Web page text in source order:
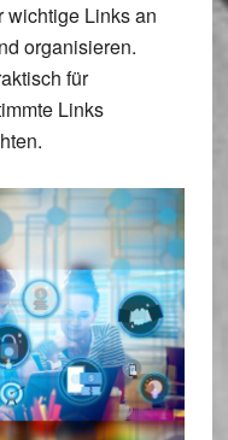
wichtige Links an
organisieren.
für
Links